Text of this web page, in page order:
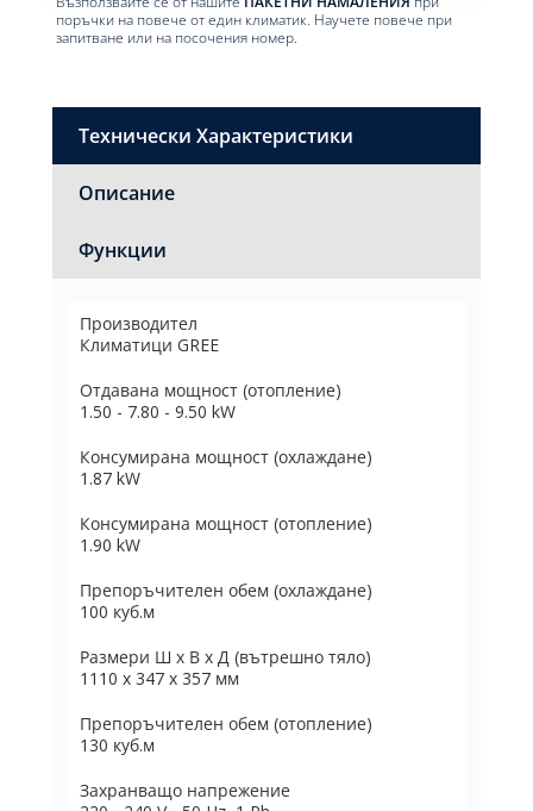
поръчки на повече от един климатик. Научете повече при
запитване или на посочения номер.
Технически Характеристики
Описание
Функции
Производител
Климатици GREE
Отдавана мощност (отопление)
1.50 - 7.80 - 9.50 kW
Консумирана мощност (охлаждане)
1.87 kW
Консумирана мощност (отопление)
1.90 kW
Препоръчителен обем (охлаждане)
100 куб.м
Размери Ш х В х Д (вътрешно тяло)
1110 x 347 x 357 мм
Препоръчителен обем (отопление)
130 куб.м
Захранващо напрежение